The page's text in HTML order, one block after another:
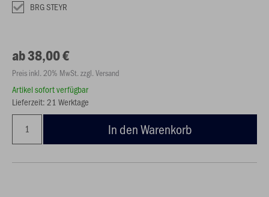
BRG STEYR
ab 38,00 €
Preis inkl. 20% MwSt. zzgl. Versand
Artikel sofort verfügbar
Lieferzeit: 21 Werktage
In den Warenkorb